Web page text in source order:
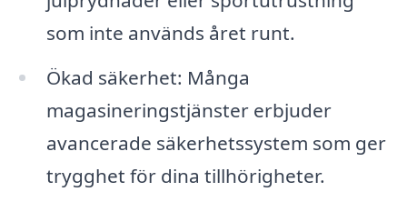
som inte används året runt.
Ökad säkerhet: Många
magasineringstjänster erbjuder
avancerade säkerhetssystem som ger
trygghet för dina tillhörigheter.